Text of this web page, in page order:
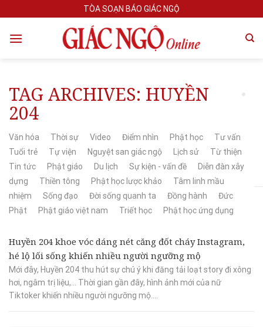
to
content
TÒA SOẠN BÁO GIÁC NGỘ
TAG ARCHIVES: HUYỀN
204
Văn hóa Thời sự Video Điểm nhìn Phật học
Tư vấn
Tuổi trẻ
Tự viện Nguyệt san giác ngộ Lịch sử
Từ thiện
Tin tức
Phật giáo Du lịch Sự kiện - vấn đề
Diễn đàn xây
dựng
Thiền tông Phật học lược khảo
Tâm linh mầu
nhiệm
Sống đạo Đời sống quanh ta Đồng hành
Đức
Phật
Phật giáo việt nam Triết học Phật học ứng dụng
Huyền 204 khoe vóc dáng nét căng đốt cháy Instagram,
hé lộ lối sống khiến nhiều người ngưỡng mộ
Mới đây, Huyền 204 thu hút sự chú ý khi đăng tải loạt story đi xông
hơi, ngâm trị liệu,… Thời gian gần đây, hình ảnh mới của nữ
Tiktoker khiến nhiều người ngưỡng mộ....